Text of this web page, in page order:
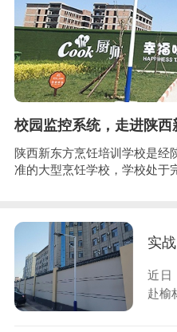
校园监控系统，走进陕
陕西新东方烹饪培训学校是经
准的大型烹饪学校，学校处于
近日
赴榆